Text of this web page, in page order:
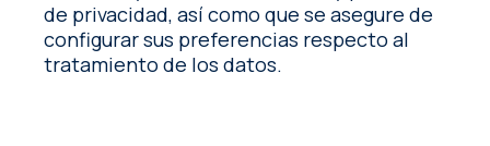
de privacidad, así como que se asegure de
configurar sus preferencias respecto al
tratamiento de los datos.